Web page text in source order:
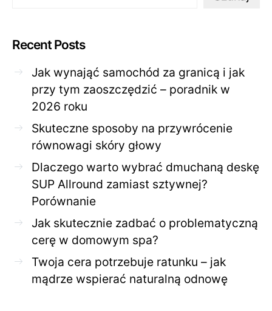
Recent Posts
Jak wynająć samochód za granicą i jak
przy tym zaoszczędzić – poradnik w
2026 roku
Skuteczne sposoby na przywrócenie
równowagi skóry głowy
Dlaczego warto wybrać dmuchaną deskę
SUP Allround zamiast sztywnej?
Porównanie
Jak skutecznie zadbać o problematyczną
cerę w domowym spa?
Twoja cera potrzebuje ratunku – jak
mądrze wspierać naturalną odnowę